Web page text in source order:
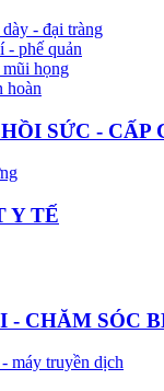
- đại tràng
- phế quản
họng
hoàn
SỨC - CẤP
Y TẾ
- CHĂM SÓC
máy truyền dịch